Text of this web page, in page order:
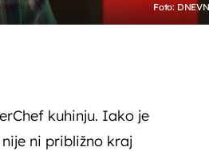
Foto:
kuhinju. Iako je
ni približno kraj